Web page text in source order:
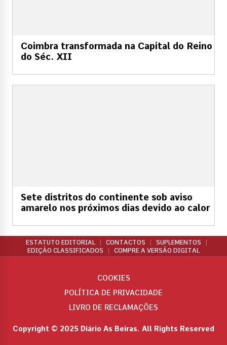
Coimbra transformada na Capital do Reino
do Séc. XII
Sete distritos do continente sob aviso
amarelo nos próximos dias devido ao calor
ESTATUTO EDITORIAL CONTACTOS
SUPLEMENTOS
EDIÇÃO CLASSIFICADOS
COMPRE A VERSÃO DIGITAL
Copyright © 2025 Diário As Beiras. All Rights Reserved
COOKIES
POLÍTICA DE PRIVACIDADE
LIVRO DE RECLAMAÇÕES